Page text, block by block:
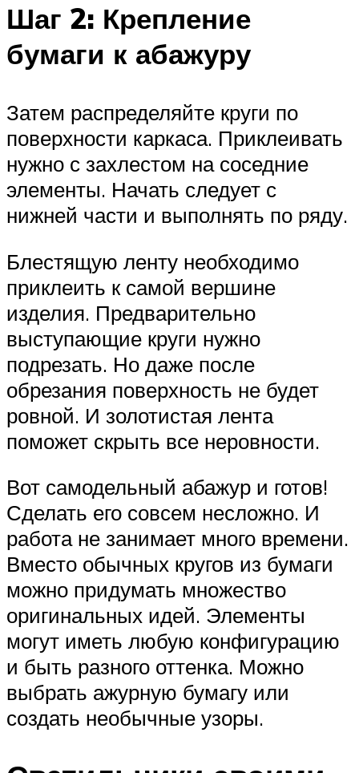
Шаг 2: Крепление
бумаги к абажуру
Затем распределяйте круги по
поверхности каркаса. Приклеивать
нужно с захлестом на соседние
элементы. Начать следует с
нижней части и выполнять по ряду.
Блестящую ленту необходимо
приклеить к самой вершине
изделия. Предварительно
выступающие круги нужно
подрезать. Но даже после
обрезания поверхность не будет
ровной. И золотистая лента
поможет скрыть все неровности.
Вот самодельный абажур и готов!
Сделать его совсем несложно. И
работа не занимает много времени.
Вместо обычных кругов из бумаги
можно придумать множество
оригинальных идей. Элементы
могут иметь любую конфигурацию
и быть разного оттенка. Можно
выбрать ажурную бумагу или
создать необычные узоры.